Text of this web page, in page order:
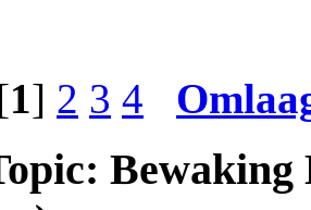
1] 2 3 4